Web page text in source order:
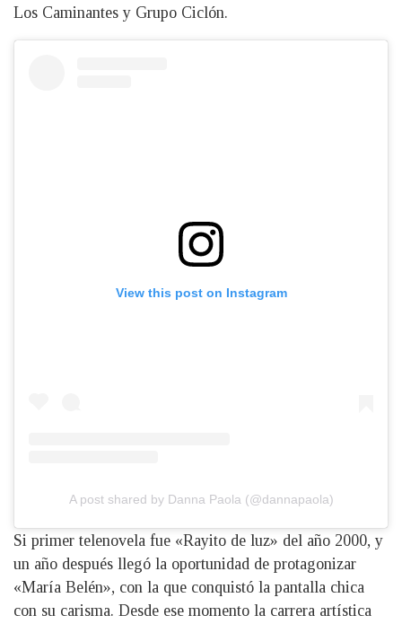
Los Caminantes y Grupo Ciclón.
View this post on Instagram
A post shared by Danna Paola (@dannapaola)
Si primer telenovela fue «Rayito de luz» del año 2000, y
un año después llegó la oportunidad de protagonizar
«María Belén», con la que conquistó la pantalla chica
con su carisma. Desde ese momento la carrera artística